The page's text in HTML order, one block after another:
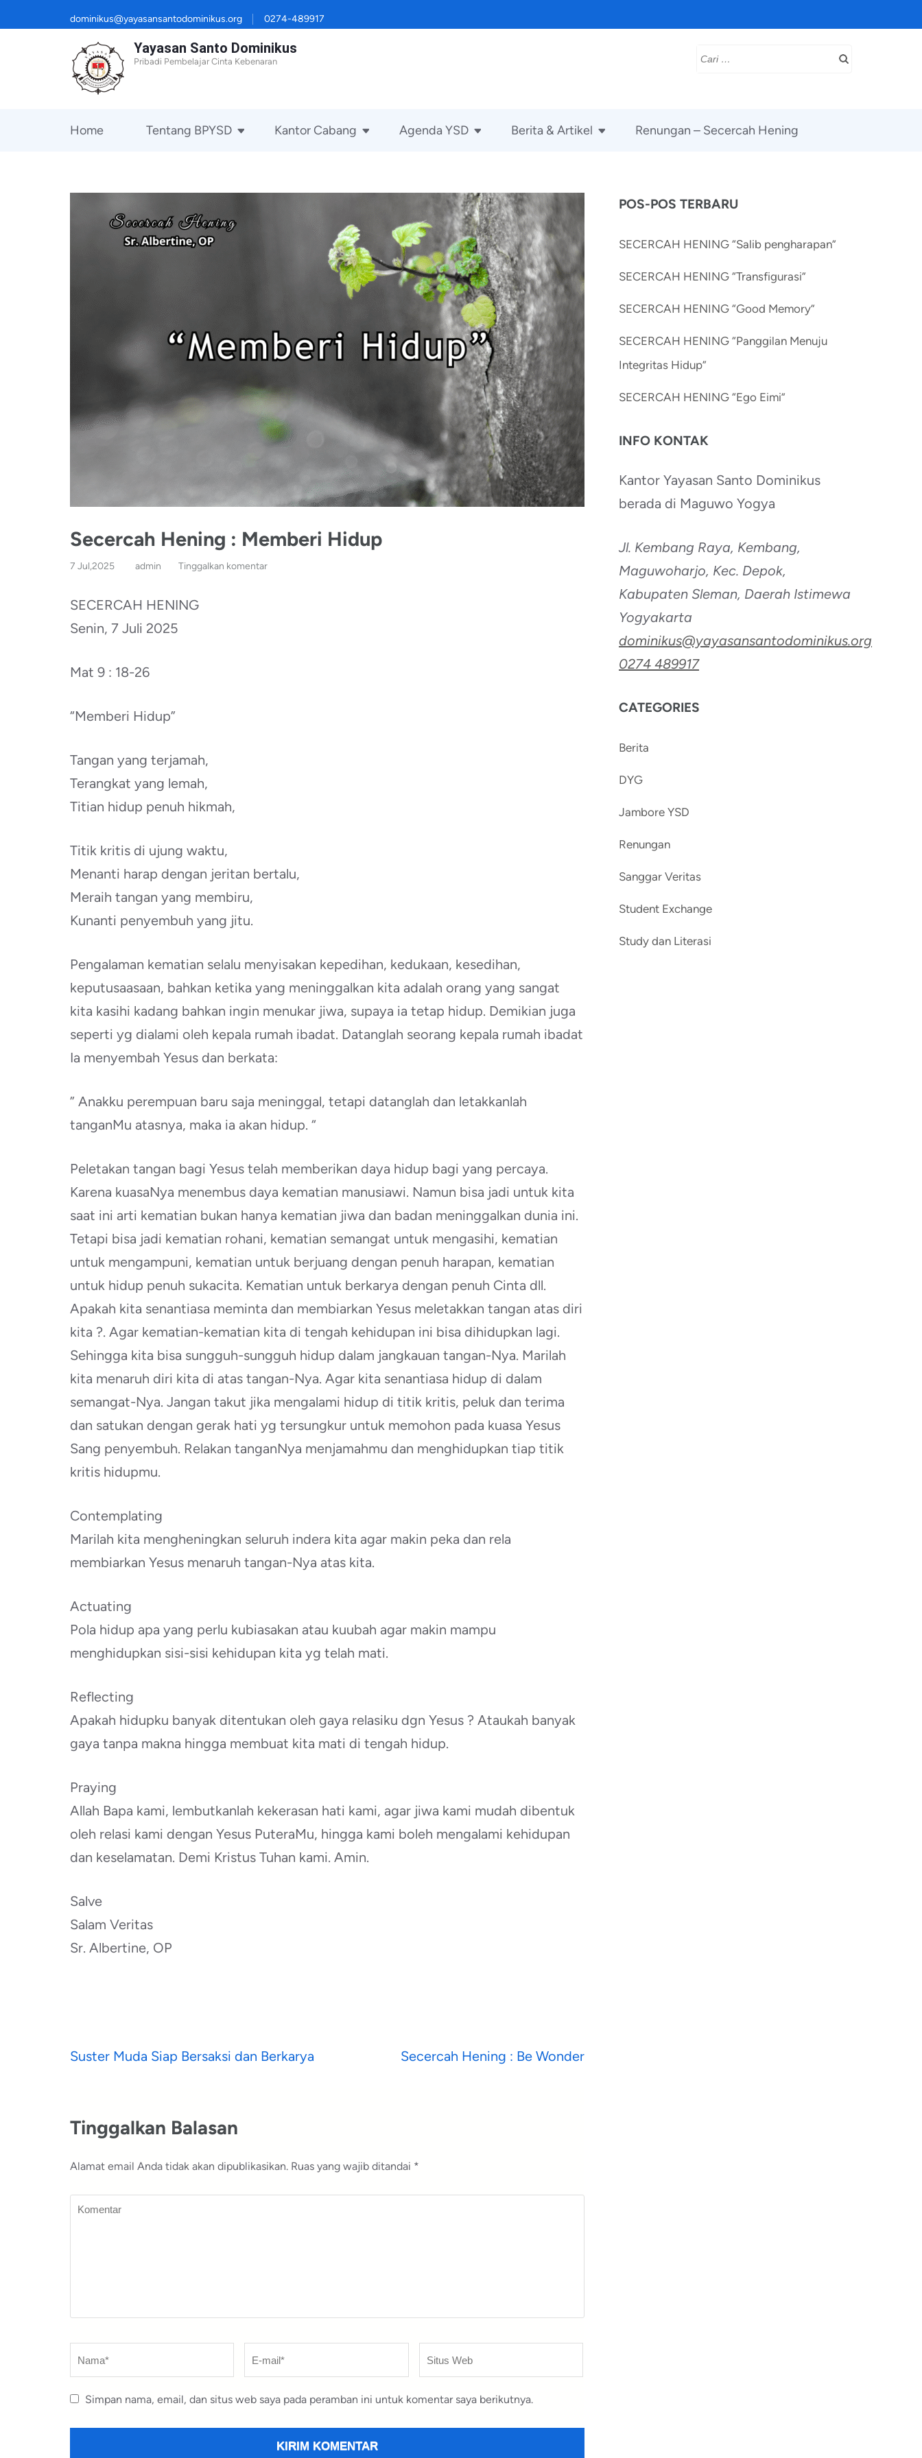
ke
dominikus@yayasansantodominikus.org 0274-489917
Yayasan Santo Dominikus
Pribadi Pembelajar Cinta Kebenaran
Cari
Home Tentang BPYSD Kantor Cabang Agenda YSD Berita & Artikel Renungan – Secercah Hening
Secercah Hening : Memberi Hidup
7 Jul,2025 admin Tinggalkan komentar
SECERCAH HENING
Senin, 7 Juli 2025
Mat 9 : 18-26
“Memberi Hidup”
Tangan yang terjamah,
Terangkat yang lemah,
Titian hidup penuh hikmah,
Titik kritis di ujung waktu,
Menanti harap dengan jeritan bertalu,
Meraih tangan yang membiru,
Kunanti penyembuh yang jitu.
Pengalaman kematian selalu menyisakan kepedihan, kedukaan, kesedihan,
keputusaasaan, bahkan ketika yang meninggalkan kita adalah orang yang sangat
kita kasihi kadang bahkan ingin menukar jiwa, supaya ia tetap hidup. Demikian juga
seperti yg dialami oleh kepala rumah ibadat. Datanglah seorang kepala rumah ibadat
Ia menyembah Yesus dan berkata:
” Anakku perempuan baru saja meninggal, tetapi datanglah dan letakkanlah
tanganMu atasnya, maka ia akan hidup. “
Peletakan tangan bagi Yesus telah memberikan daya hidup bagi yang percaya.
Karena kuasaNya menembus daya kematian manusiawi. Namun bisa jadi untuk kita
saat ini arti kematian bukan hanya kematian jiwa dan badan meninggalkan dunia ini.
Tetapi bisa jadi kematian rohani, kematian semangat untuk mengasihi, kematian
untuk mengampuni, kematian untuk berjuang dengan penuh harapan, kematian
untuk hidup penuh sukacita. Kematian untuk berkarya dengan penuh Cinta dll.
Apakah kita senantiasa meminta dan membiarkan Yesus meletakkan tangan atas diri
kita ?. Agar kematian-kematian kita di tengah kehidupan ini bisa dihidupkan lagi.
Sehingga kita bisa sungguh-sungguh hidup dalam jangkauan tangan-Nya. Marilah
kita menaruh diri kita di atas tangan-Nya. Agar kita senantiasa hidup di dalam
semangat-Nya. Jangan takut jika mengalami hidup di titik kritis, peluk dan terima
dan satukan dengan gerak hati yg tersungkur untuk memohon pada kuasa Yesus
Sang penyembuh. Relakan tanganNya menjamahmu dan menghidupkan tiap titik
kritis hidupmu.
Contemplating
Marilah kita mengheningkan seluruh indera kita agar makin peka dan rela
membiarkan Yesus menaruh tangan-Nya atas kita.
Actuating
Pola hidup apa yang perlu kubiasakan atau kuubah agar makin mampu
menghidupkan sisi-sisi kehidupan kita yg telah mati.
Reflecting
Apakah hidupku banyak ditentukan oleh gaya relasiku dgn Yesus ? Ataukah banyak
gaya tanpa makna hingga membuat kita mati di tengah hidup.
Praying
Allah Bapa kami, lembutkanlah kekerasan hati kami, agar jiwa kami mudah dibentuk
oleh relasi kami dengan Yesus PuteraMu, hingga kami boleh mengalami kehidupan
dan keselamatan. Demi Kristus Tuhan kami. Amin.
Salve
Salam Veritas
Sr. Albertine, OP
Navigasi
Suster Muda Siap Bersaksi dan Berkarya Secercah Hening : Be Wonder
Tinggalkan Balasan
Alamat email Anda tidak akan dipublikasikan. Ruas yang wajib ditandai *
Komentar
Nama
E-
mail*
Situs
Web
Simpan nama, email, dan situs web saya pada peramban ini untuk komentar saya berikutnya.
POS-POS TERBARU
SECERCAH HENING “Salib pengharapan”
SECERCAH HENING “Transfigurasi”
SECERCAH HENING “Good Memory”
SECERCAH HENING “Panggilan Menuju
Integritas Hidup”
SECERCAH HENING “Ego Eimi”
INFO KONTAK
Kantor Yayasan Santo Dominikus
berada di Maguwo Yogya
Jl. Kembang Raya, Kembang,
Maguwoharjo, Kec. Depok,
Kabupaten Sleman, Daerah Istimewa
Yogyakarta
dominikus@yayasansantodominikus.org
0274 489917
CATEGORIES
Berita
DYG
Jambore YSD
Renungan
Sanggar Veritas
Student Exchange
Study dan Literasi